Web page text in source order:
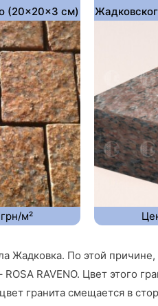
(20×20×3 см)
м²
Жадковка. По этой причине,
RAVENO. Цвет этого
гранита смещается в